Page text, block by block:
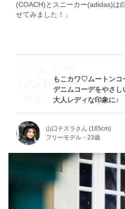
(COACH)とスニーカー(adidas)は
せてみました！」
2016
12.26
Mon
もこカワ♡ムートンコ
デニムコーデをやさし
大人レディな印象に♪
Theme
山口テスラさん (165cm)
フリーモデル・23歳